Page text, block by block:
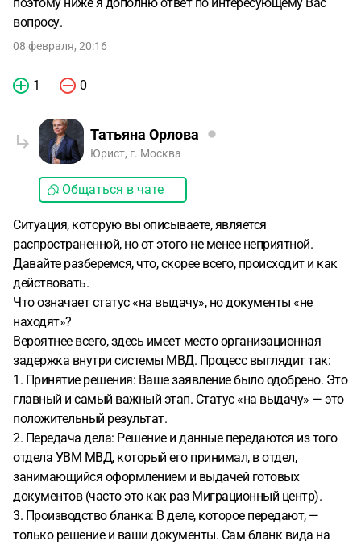
вопросу.
08 февраля, 20:16
1 0
Татьяна Орлова
Юрист, г. Москва
Общаться в чате
Ситуация, которую вы описываете, является
распространенной, но от этого не менее неприятной.
Давайте разберемся, что, скорее всего, происходит и как
действовать.
Что означает статус «на выдачу», но документы «не
находят»?
Вероятнее всего, здесь имеет место организационная
задержка внутри системы МВД. Процесс выглядит так:
1. Принятие решения: Ваше заявление было одобрено. Это
главный и самый важный этап. Статус «на выдачу» — это
положительный результат.
2. Передача дела: Решение и данные передаются из того
отдела УВМ МВД, который его принимал, в отдел,
занимающийся оформлением и выдачей готовых
документов (часто это как раз Миграционный центр).
3. Производство бланка: В деле, которое передают, —
только решение и ваши документы. Сам бланк вида на